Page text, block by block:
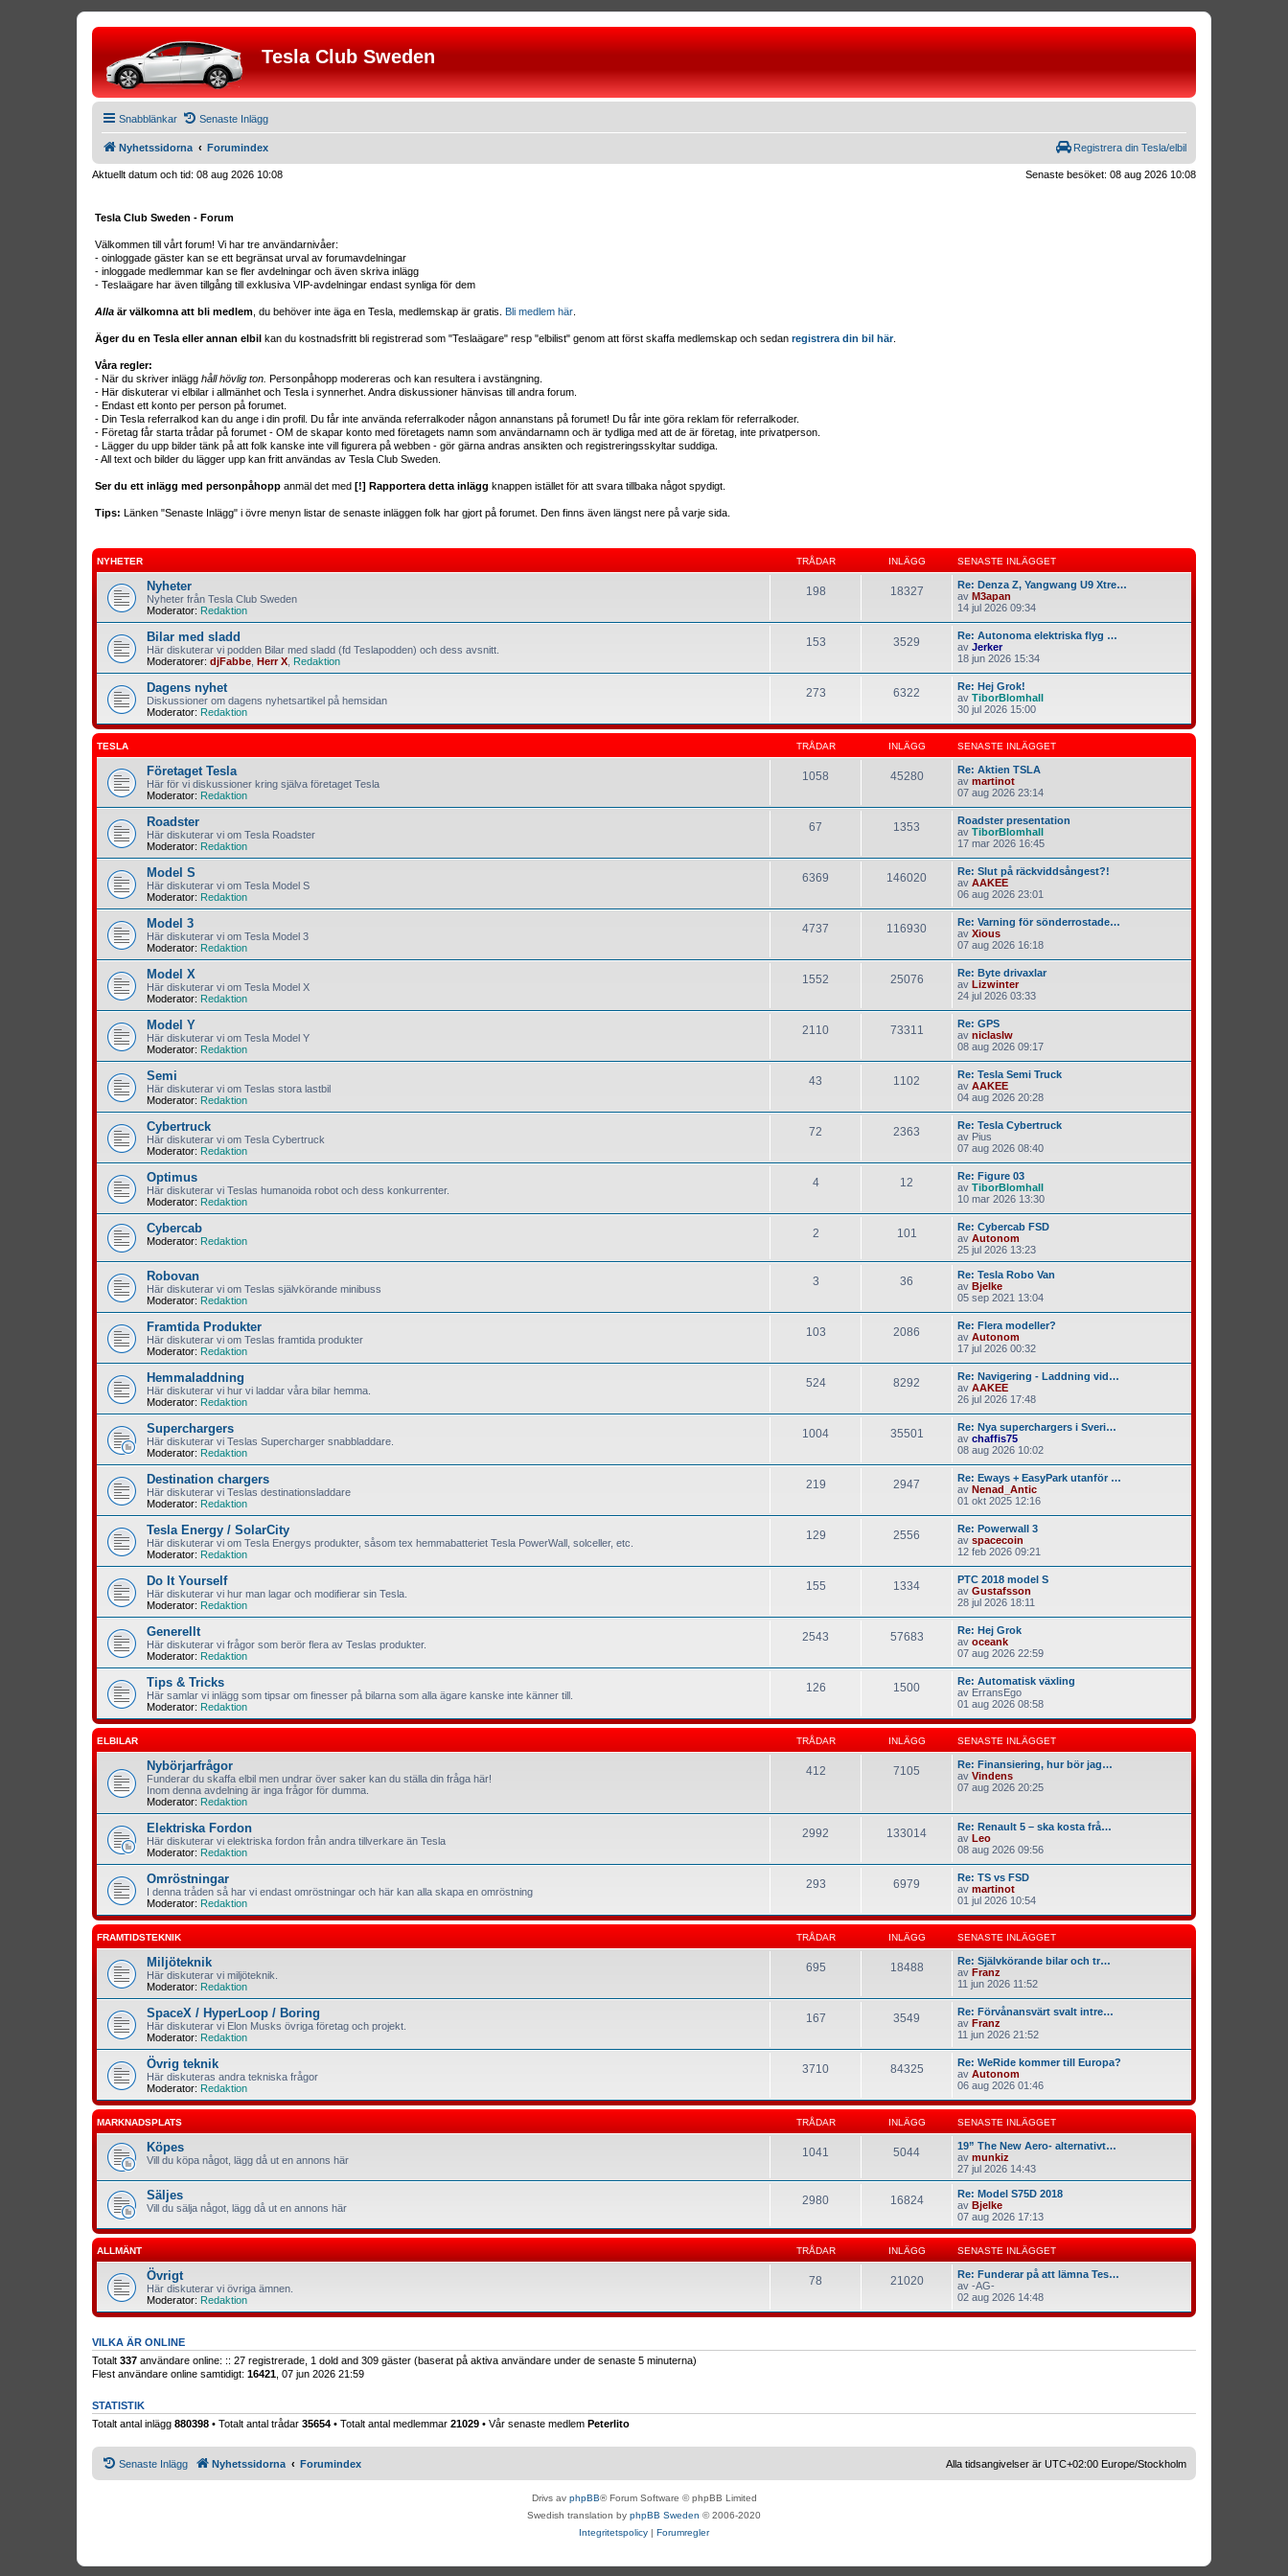
Tesla Club Sweden
Snabblänkar Senaste Inlägg
Nyhetssidorna Forumindex Registrera din Tesla/elbil
Senaste besöket: 08 aug 2026 10:08
Aktuellt datum och tid: 08 aug 2026 10:08
Tesla Club Sweden - Forum
Välkommen till vårt forum! Vi har tre användarnivåer:
- oinloggade gäster kan se ett begränsat urval av forumavdelningar
- inloggade medlemmar kan se fler avdelningar och även skriva inlägg
- Teslaägare har även tillgång till exklusiva VIP-avdelningar endast synliga för dem
Alla är välkomna att bli medlem , du behöver inte äga en Tesla, medlemskap är gratis. Bli medlem här
Äger du en Tesla eller annan elbil kan du kostnadsfritt bli registrerad som "Teslaägare" resp "elbilist" genom att först skaffa medlemskap och sedan registrera din bil här.
Våra regler:
- När du skriver inlägg håll hövlig ton. Personpåhopp modereras och kan resultera i avstängning.
- Här diskuterar vi elbilar i allmänhet och Tesla i synnerhet. Andra diskussioner hänvisas till andra forum.
- Endast ett konto per person på forumet.
- Din Tesla referralkod kan du ange i din profil. Du får inte använda referralkoder någon annanstans på forumet! Du får inte göra reklam för referralkoder.
- Företag får starta trådar på forumet - OM de skapar konto med företagets namn som användarnamn och är tydliga med att de är företag, inte privatperson.
- Lägger du upp bilder tänk på att folk kanske inte vill figurera på webben - gör gärna andras ansikten och registreringsskyltar suddiga.
- All text och bilder du lägger upp kan fritt användas av Tesla Club Sweden.
Ser du ett inlägg med personpåhopp anmäl det med [!] Rapportera detta inlägg knappen istället för att svara tillbaka något spydigt.
Tips: Länken "Senaste Inlägg" i övre menyn listar de senaste inläggen folk har gjort på forumet. Den finns även längst nere på varje sida.
NYHETER TRÅDAR INLÄGG SENASTE INLÄGGET
Nyheter
Nyheter från Tesla Club Sweden
Moderator: Redaktion
198 18327
Re: Denza Z, Yangwang U9 Xtre…
av M3apan
14 jul 2026 09:34
Bilar med sladd
Här diskuterar vi podden Bilar med sladd (fd Teslapodden) och dess avsnitt.
Moderatorer: djFabbe Herr X Redaktion
153 3529
Re: Autonoma elektriska flyg …
av Jerker
18 jun 2026 15:34
Dagens nyhet
Diskussioner om dagens nyhetsartikel på hemsidan
Moderator: Redaktion
273 6322
Re: Hej Grok!
av TiborBlomhall
30 jul 2026 15:00
TESLA TRÅDAR INLÄGG SENASTE INLÄGGET
Företaget Tesla
Här för vi diskussioner kring själva företaget Tesla
Moderator: Redaktion
1058 45280
Re: Aktien TSLA
av martinot
07 aug 2026 23:14
Roadster
Här diskuterar vi om Tesla Roadster
Moderator: Redaktion
67 1353
Roadster presentation
av TiborBlomhall
17 mar 2026 16:45
Model S
Här diskuterar vi om Tesla Model S
Moderator: Redaktion
6369 146020
Re: Slut på räckviddsångest?!
av AAKEE
06 aug 2026 23:01
Model 3
Här diskuterar vi om Tesla Model 3
Moderator: Redaktion
4737 116930
Re: Varning för sönderrostade…
av Xious
07 aug 2026 16:18
Model X
Här diskuterar vi om Tesla Model X
Moderator: Redaktion
1552 25076
Re: Byte drivaxlar
av Lizwinter
24 jul 2026 03:33
Model Y
Här diskuterar vi om Tesla Model Y
Moderator: Redaktion
2110 73311
Re: GPS
av niclaslw
08 aug 2026 09:17
Semi
Här diskuterar vi om Teslas stora lastbil
Moderator: Redaktion
43 1102
Re: Tesla Semi Truck
av AAKEE
04 aug 2026 20:28
Cybertruck
Här diskuterar vi om Tesla Cybertruck
Moderator: Redaktion
72 2363
Re: Tesla Cybertruck
av Pius
07 aug 2026 08:40
Optimus
Här diskuterar vi Teslas humanoida robot och dess konkurrenter.
Moderator: Redaktion
4 12
Re: Figure 03
av TiborBlomhall
10 mar 2026 13:30
Cybercab
Moderator: Redaktion
2 101
Re: Cybercab FSD
av Autonom
25 jul 2026 13:23
Robovan
Här diskuterar vi om Teslas självkörande minibuss
Moderator: Redaktion
3 36
Re: Tesla Robo Van
av Bjelke
05 sep 2021 13:04
Framtida Produkter
Här diskuterar vi om Teslas framtida produkter
Moderator: Redaktion
103 2086
Re: Flera modeller?
av Autonom
17 jul 2026 00:32
Hemmaladdning
Här diskuterar vi hur vi laddar våra bilar hemma.
Moderator: Redaktion
524 8292
Re: Navigering - Laddning vid…
av AAKEE
26 jul 2026 17:48
Superchargers
Här diskuterar vi Teslas Supercharger snabbladdare.
Moderator: Redaktion
1004 35501
Re: Nya superchargers i Sveri…
av chaffis75
08 aug 2026 10:02
Destination chargers
Här diskuterar vi Teslas destinationsladdare
Moderator: Redaktion
219 2947
Re: Eways + EasyPark utanför …
av Nenad_Antic
01 okt 2025 12:16
Tesla Energy / SolarCity
Här diskuterar vi om Tesla Energys produkter, såsom tex hemmabatteriet Tesla PowerWall, solceller, etc.
Moderator: Redaktion
129 2556
Re: Powerwall 3
av spacecoin
12 feb 2026 09:21
Do It Yourself
Här diskuterar vi hur man lagar och modifierar sin Tesla.
Moderator: Redaktion
155 1334
PTC 2018 model S
av Gustafsson
28 jul 2026 18:11
Generellt
Här diskuterar vi frågor som berör flera av Teslas produkter.
Moderator: Redaktion
2543 57683
Re: Hej Grok
av oceank
07 aug 2026 22:59
Tips & Tricks
Här samlar vi inlägg som tipsar om finesser på bilarna som alla ägare kanske inte känner till.
Moderator: Redaktion
126 1500
Re: Automatisk växling
av ErransEgo
01 aug 2026 08:58
ELBILAR TRÅDAR INLÄGG SENASTE INLÄGGET
Nybörjarfrågor
Funderar du skaffa elbil men undrar över saker kan du ställa din fråga här!
Inom denna avdelning är inga frågor för dumma.
Moderator: Redaktion
412 7105
Re: Finansiering, hur bör jag…
av Vindens
07 aug 2026 20:25
Elektriska Fordon
Här diskuterar vi elektriska fordon från andra tillverkare än Tesla
Moderator: Redaktion
2992 133014
Re: Renault 5 – ska kosta frå…
av Leo
08 aug 2026 09:56
Omröstningar
I denna tråden så har vi endast omröstningar och här kan alla skapa en omröstning
Moderator: Redaktion
293 6979
Re: TS vs FSD
av martinot
01 jul 2026 10:54
FRAMTIDSTEKNIK TRÅDAR INLÄGG SENASTE INLÄGGET
Miljöteknik
Här diskuterar vi miljöteknik.
Moderator: Redaktion
695 18488
Re: Självkörande bilar och tr…
av Franz
11 jun 2026 11:52
SpaceX / HyperLoop / Boring
Här diskuterar vi Elon Musks övriga företag och projekt.
Moderator: Redaktion
167 3549
Re: Förvånansvärt svalt intre…
av Franz
11 jun 2026 21:52
Övrig teknik
Här diskuteras andra tekniska frågor
Moderator: Redaktion
3710 84325
Re: WeRide kommer till Europa?
av Autonom
06 aug 2026 01:46
MARKNADSPLATS TRÅDAR INLÄGG SENASTE INLÄGGET
Köpes
Vill du köpa något, lägg då ut en annons här
1041 5044
19” The New Aero- alternativt…
av munkiz
27 jul 2026 14:43
Säljes
Vill du sälja något, lägg då ut en annons här
2980 16824
Re: Model S75D 2018
av Bjelke
07 aug 2026 17:13
ALLMÄNT TRÅDAR INLÄGG SENASTE INLÄGGET
Övrigt
Här diskuterar vi övriga ämnen.
Moderator: Redaktion
78 21020
Re: Funderar på att lämna Tes…
av -AG-
02 aug 2026 14:48
VILKA ÄR ONLINE
Totalt 337 användare online: :: 27 registrerade, 1 dold and 309 gäster (baserat på aktiva användare under de senaste 5 minuterna)
Flest användare online samtidigt: 16421 , 07 jun 2026 21:59
STATISTIK
Totalt antal inlägg 880398 • Totalt antal trådar 35654 • Totalt antal medlemmar 21029 • Vår senaste medlem Peterlito
Senaste Inlägg Nyhetssidorna Forumindex Alla tidsangivelser är UTC+02:00 Europe/Stockholm
Drivs av phpBB® Forum Software © phpBB Limited
Swedish translation by phpBB Sweden © 2006-2020
Integritetspolicy | Forumregler